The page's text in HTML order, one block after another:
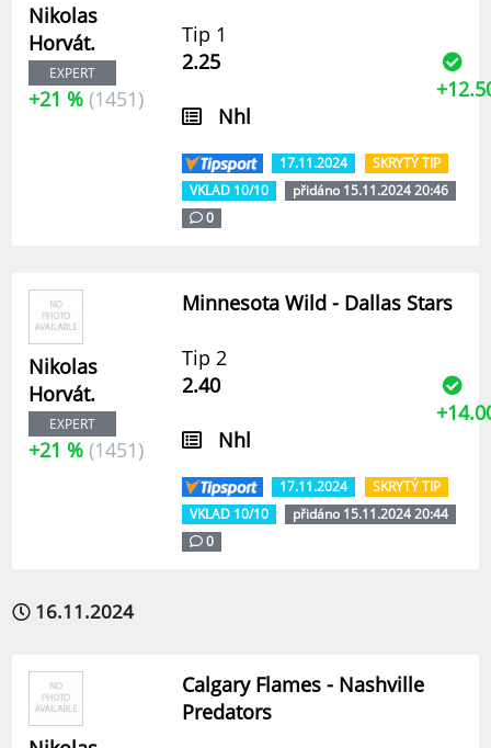
Nikolas
Horvát.
EXPERT
+21 % (1451)
Tip 1
2.25
Nhl
17.11.2024
SKRYTÝ TIP
VKLAD 10/10
přidáno 15.11.2024 20:46
0
Nikolas
Horvát.
EXPERT
+21 % (1451)
Minnesota Wild - Dallas Stars
Tip 2
2.40
Nhl
17.11.2024
SKRYTÝ TIP
VKLAD 10/10
přidáno 15.11.2024 20:44
0
16.11.2024
Calgary Flames - Nashville
Predators